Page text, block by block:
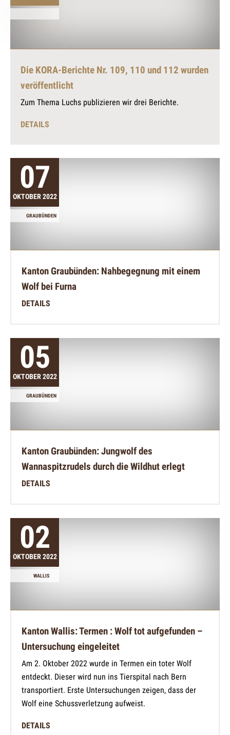
Die KORA-Berichte Nr. 109, 110 und 112 wurden
veröffentlicht
Zum Thema Luchs publizieren wir drei Berichte.
DETAILS
07
OKTOBER 2022
GRAUBÜNDEN
Kanton Graubünden: Nahbegegnung mit einem
Wolf bei Furna
DETAILS
05
OKTOBER 2022
GRAUBÜNDEN
Kanton Graubünden: Jungwolf des
Wannaspitzrudels durch die Wildhut erlegt
DETAILS
02
OKTOBER 2022
WALLIS
Kanton Wallis: Termen : Wolf tot aufgefunden –
Untersuchung eingeleitet
Am 2. Oktober 2022 wurde in Termen ein toter Wolf
entdeckt. Dieser wird nun ins Tierspital nach Bern
transportiert. Erste Untersuchungen zeigen, dass der
Wolf eine Schussverletzung aufweist.
DETAILS